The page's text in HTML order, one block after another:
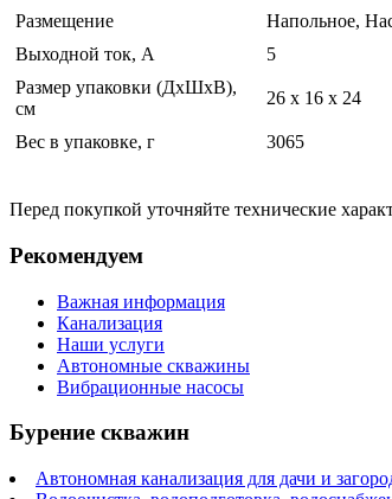
Размещение
Напольное,
Выходной ток, А
5
Размер упаковки (ДхШхВ),
см
26 x 16 x 24
Вес в упаковке, г 3065
Перед покупкой уточняйте технические
Рекомендуем
Важная информация
Канализация
Наши услуги
Автономные скважины
Вибрационные насосы
Бурение скважин
Автономная канализация для дачи и